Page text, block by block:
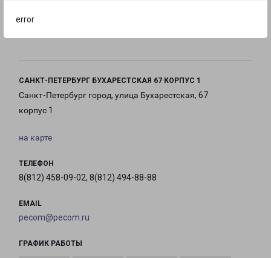
errorс 10:00 до
САНКТ-ПЕТЕРБУРГ БУХАРЕСТСКАЯ 67 КОРПУС 1
Санкт-Петербург город, улица Бухарестская, 67
корпус 1
на карте
ТЕЛЕФОН
8(812) 458-09-02, 8(812) 494-88-88
EMAIL
pecom@pecom.ru
ГРАФИК РАБОТЫ